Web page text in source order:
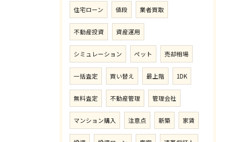
住宅ローン 値段 業者買取
不動産投資 資産運用
シミュレーション ペット 売却相場
一括査定 買い替え 最上階 1DK
無料査定 不動産管理 管理会社
マンション購入 注意点 新築 家賃